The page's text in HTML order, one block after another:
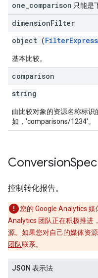
one_comparison 只能是
dimensionFilter
object (
基本比较。
comparison
string
由比较对象的资源名称标识
如，'comparisons/1234'。
ConversionSpec
控制转化报告。
您的 Google Analytics
Analytics 团队正在积极推进
源。如果您对自己的媒体资
团队联系。
JSON 表示法